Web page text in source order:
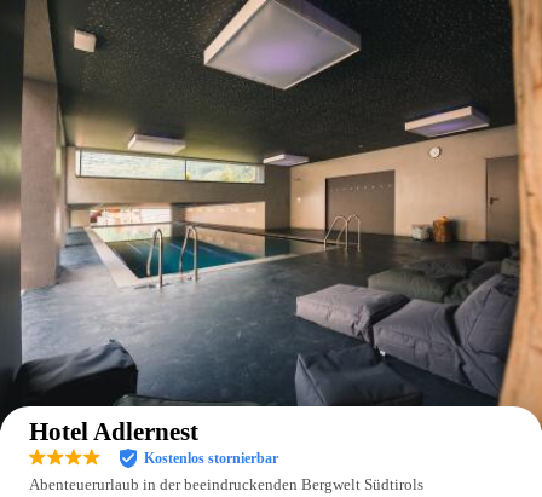
Auf der Karte anzeigen
Hotel Adlernest
Kostenlos stornierbar
Abenteuerurlaub in der beeindruckenden Bergwelt Südtirols